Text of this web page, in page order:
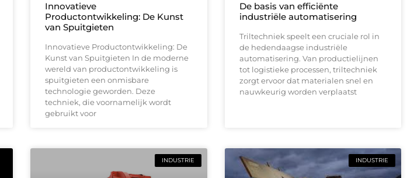
Innovatieve
Productontwikkeling: De Kunst
van Spuitgieten
Innovatieve Productontwikkeling: De
Kunst van Spuitgieten In de moderne
wereld van productontwikkeling is
spuitgieten een onmisbare
technologie geworden. Deze
techniek, die voornamelijk wordt
gebruikt voor
De basis van efficiënte
industriële automatisering
Triltechniek speelt een cruciale rol in
de hedendaagse industriële
automatisering. Van productielijnen
tot logistieke processen, triltechniek
zorgt ervoor dat materialen snel en
nauwkeurig worden verplaatst
INDUSTRIE INDUSTRIE